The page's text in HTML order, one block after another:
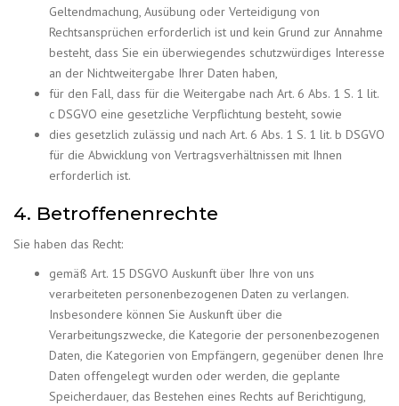
Geltendmachung, Ausübung oder Verteidigung von
Rechtsansprüchen erforderlich ist und kein Grund zur Annahme
besteht, dass Sie ein überwiegendes schutzwürdiges Interesse
an der Nichtweitergabe Ihrer Daten haben,
für den Fall, dass für die Weitergabe nach Art. 6 Abs. 1 S. 1 lit.
c DSGVO eine gesetzliche Verpflichtung besteht, sowie
dies gesetzlich zulässig und nach Art. 6 Abs. 1 S. 1 lit. b DSGVO
für die Abwicklung von Vertragsverhältnissen mit Ihnen
erforderlich ist.
4. Betroffenenrechte
Sie haben das Recht:
gemäß Art. 15 DSGVO Auskunft über Ihre von uns
verarbeiteten personenbezogenen Daten zu verlangen.
Insbesondere können Sie Auskunft über die
Verarbeitungszwecke, die Kategorie der personenbezogenen
Daten, die Kategorien von Empfängern, gegenüber denen Ihre
Daten offengelegt wurden oder werden, die geplante
Speicherdauer, das Bestehen eines Rechts auf Berichtigung,